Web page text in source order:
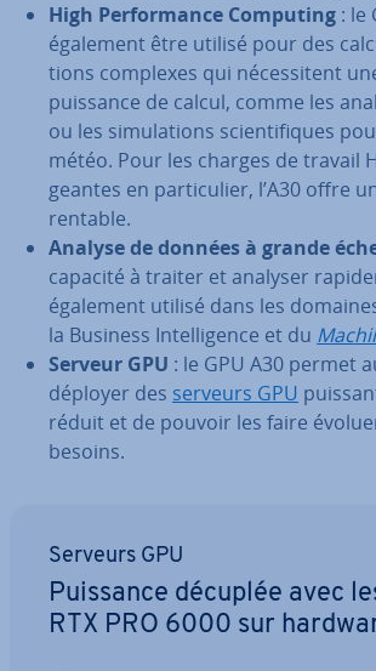
High Per­for­mance Computing : le
également être utilisé pour des
tions complexes qui né­ces­si­tent
puissance de calcul, comme les
ou les si­mu­la­tions scien­ti­fiques
météo. Pour les charges de travail
geantes en par­ti­cu­lier, l’A30 offre
rentable.
Analyse de données à grande
capacité à traiter et analyser
également utilisé dans les
la Business In­tel­li­gence et du
Serveur GPU : le GPU A30 permet
déployer des serveurs GPU
réduit et de pouvoir les faire
besoins.
Serveurs GPU
Puissance décuplée avec
RTX PRO 6000 sur